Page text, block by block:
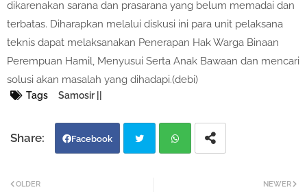
dikarenakan sarana dan prasarana yang belum memadai dan
terbatas. Diharapkan melalui diskusi ini para unit pelaksana
teknis dapat melaksanakan Penerapan Hak Warga Binaan
Perempuan Hamil, Menyusui Serta Anak Bawaan dan mencari
solusi akan masalah yang dihadapi.(debi)
Tags Samosir ||
Facebook
NEWER
OLDER